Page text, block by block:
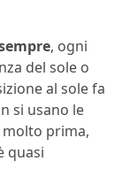
, ogni
del sole o
al sole fa
si usano le
molto prima,
quasi